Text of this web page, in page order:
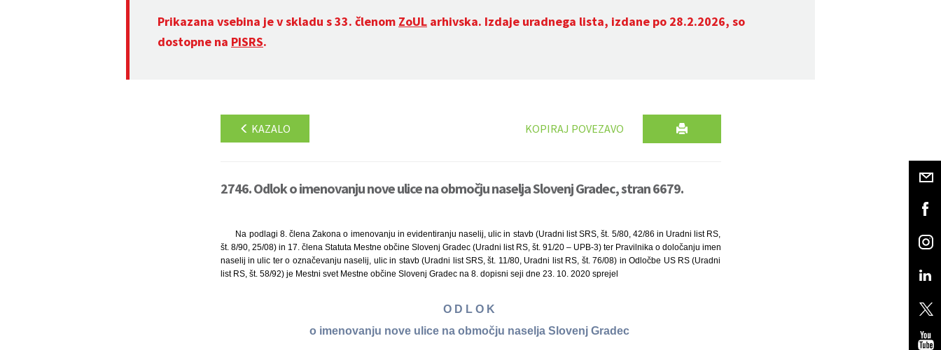
Prikazana vsebina je v skladu s 33. členom ZoUL arhivska. Izdaje uradnega lista, izdane po 28.2.2026, so
dostopne na PISRS.
KAZALO KOPIRAJ POVEZAVO
2746. Odlok o imenovanju nove ulice na območju naselja Slovenj Gradec, stran 6679.
Na podlagi 8. člena Zakona o imenovanju in evidentiranju naselij, ulic in stavb (Uradni list SRS, št. 5/80, 42/86 in Uradni list RS,
št. 8/90, 25/08) in 17. člena Statuta Mestne občine Slovenj Gradec (Uradni list RS, št. 91/20 – UPB-3) ter Pravilnika o določanju imen
naselij in ulic ter o označevanju naselij, ulic in stavb (Uradni list SRS, št. 11/80, Uradni list RS, št. 76/08) in Odločbe US RS (Uradni
list RS, št. 58/92) je Mestni svet Mestne občine Slovenj Gradec na 8. dopisni seji dne 23. 10. 2020 sprejel
O D L O K
o imenovanju nove ulice na območju naselja Slovenj Gradec